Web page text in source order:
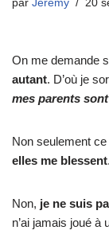
par Jeremy 20
On me demande
autant. D’où je
mes parents
Non seulement
elles me blessent.
Non, je ne suis
n’ai jamais joué à